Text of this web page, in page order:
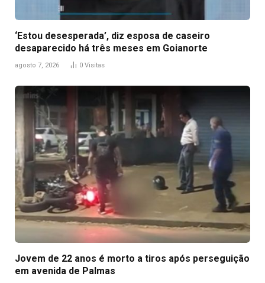
‘Estou desesperada’, diz esposa de caseiro
desaparecido há três meses em Goianorte
agosto 7, 2026 0 Visitas
Jovem de 22 anos é morto a tiros após perseguição
em avenida de Palmas